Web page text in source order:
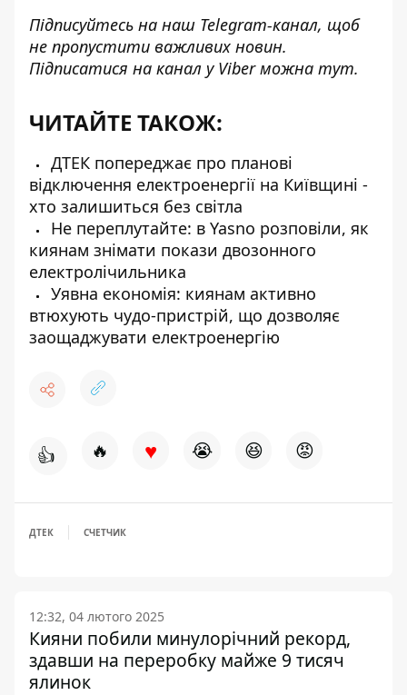
Підписуйтесь на наш Telegram-канал, щоб
не пропустити важливих новин.
Підписатися на канал у Viber можна тут.
ЧИТАЙТЕ ТАКОЖ:
ДТЕК попереджає про планові
відключення електроенергії на Київщині -
хто залишиться без світла
Не переплутайте: в Yasno розповіли, як
киянам знімати покази двозонного
електролічильника
Уявна економія: киянам активно
втюхують чудо-пристрій, що дозволяє
заощаджувати електроенергію
👍 🔥 ♥ 😭 😆 😡
ДТЕК СЧЕТЧИК
12:32, 04 лютого 2025
Кияни побили минулорічний рекорд,
здавши на переробку майже 9 тисяч
ялинок